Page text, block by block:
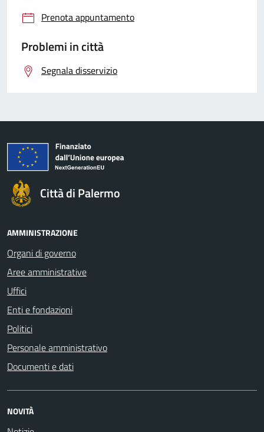
Prenota appuntamento
Problemi in città
Segnala disservizio
Città di Palermo
AMMINISTRAZIONE
Organi di governo
Aree amministrative
Uffici
Enti e fondazioni
Politici
Personale amministrativo
Documenti e dati
NOVITÀ